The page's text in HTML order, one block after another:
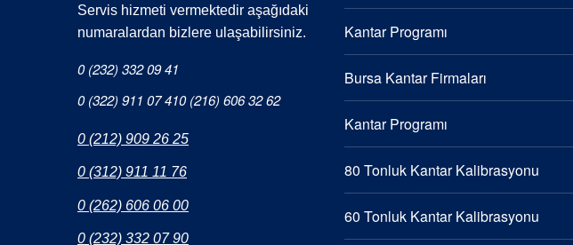
Servis hizmeti vermektedir aşağıdaki
numaralardan bizlere ulaşabilirsiniz.
0 (232) 332 09 41
0 (322) 911 07 410 (216) 606 32 62
0 (212) 909 26 25
0 (312) 911 11 76
0 (262) 606 06 00
0 (232) 332 07 90
Kantar Programı
Bursa Kantar Firmaları
Kantar Programı
80 Tonluk Kantar Kalibrasyonu
60 Tonluk Kantar Kalibrasyonu